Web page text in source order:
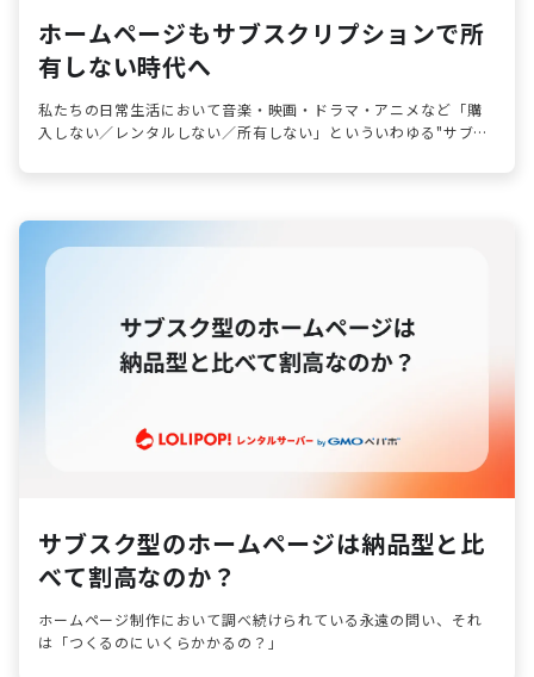
ホームページもサブスクリプションで所
有しない時代へ
私たちの日常生活において音楽・映画・ドラマ・アニメなど「購
入しない／レンタルしない／所有しない」といういわゆる"サブス
サブスク型のホームページは納品型と比
べて割高なのか？
ホームページ制作において調べ続けられている永遠の問い、それ
は「つくるのにいくらかかるの？」